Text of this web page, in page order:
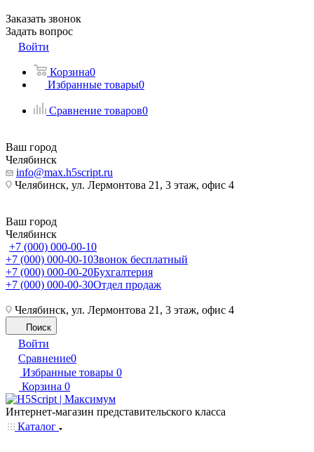
Заказать звонок
Задать вопрос
Войти
Корзина0
Избранные товары0
Сравнение товаров0
Ваш город
Челябинск
info@max.h5script.ru
Челябинск, ул. Лермонтова 21, 3 этаж, офис 4
Ваш город
Челябинск
+7 (000) 000-00-10
+7 (000) 000-00-10Звонок бесплатный
+7 (000) 000-00-20Бухгалтерия
+7 (000) 000-00-30Отдел продаж
Челябинск, ул. Лермонтова 21, 3 этаж, офис 4
Поиск
Войти
Сравнение0
Избранные товары 0
Корзина 0
Интернет-магазин представительского класса
Каталог